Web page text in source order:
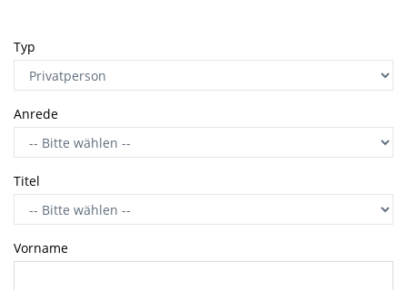
Typ
Anrede
Titel
Vorname